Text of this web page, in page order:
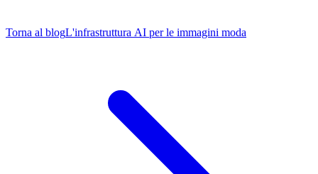
Torna al blogL'infrastruttura AI per le immagini moda